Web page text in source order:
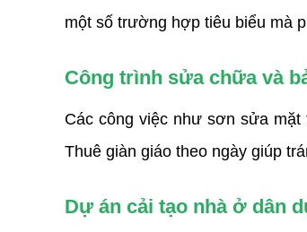
một số trường hợp tiêu biểu mà
Công trình sửa chữa và
Các công việc như sơn sửa
Thuê giàn giáo theo ngày giúp
Dự án cải tạo nhà ở dân